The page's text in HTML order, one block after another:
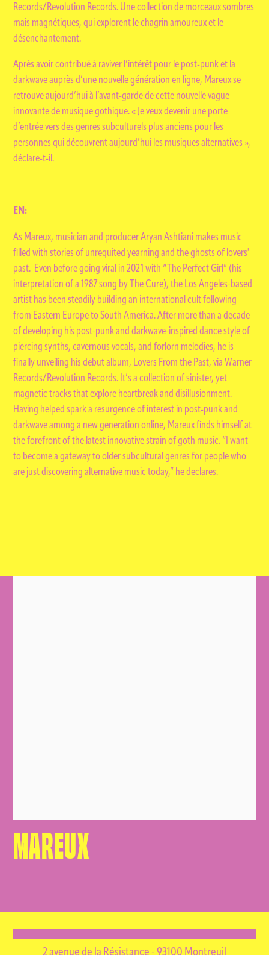
Records/Revolution Records. Une collection de morceaux sombres
mais magnétiques, qui explorent le chagrin amoureux et le
désenchantement.
Après avoir contribué à raviver l’intérêt pour le post-punk et la
darkwave auprès d’une nouvelle génération en ligne, Mareux se
retrouve aujourd’hui à l’avant-garde de cette nouvelle vague
innovante de musique gothique. « Je veux devenir une porte
d’entrée vers des genres subculturels plus anciens pour les
personnes qui découvrent aujourd’hui les musiques alternatives »,
déclare-t-il.
EN:
As Mareux, musician and producer Aryan Ashtiani makes music
filled with stories of unrequited yearning and the ghosts of lovers'
past. Even before going viral in 2021 with “The Perfect Girl” (his
interpretation of a 1987 song by The Cure), the Los Angeles-based
artist has been steadily building an international cult following
from Eastern Europe to South America. After more than a decade
of developing his post-punk and darkwave-inspired dance style of
piercing synths, cavernous vocals, and forlorn melodies, he is
finally unveiling his debut album, Lovers From the Past, via Warner
Records/Revolution Records. It’s a collection of sinister, yet
magnetic tracks that explore heartbreak and disillusionment.
Having helped spark a resurgence of interest in post-punk and
darkwave among a new generation online, Mareux finds himself at
the forefront of the latest innovative strain of goth music. “I want
to become a gateway to older subcultural genres for people who
are just discovering alternative music today,” he declares.
MAREUX
2 avenue de la Résistance - 93100 Montreuil